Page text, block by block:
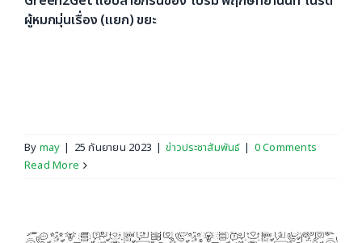
ผู้หมกมุ่นเรื่อง (แยก) ขยะ
By may | 25 กันยายน 2023 | ข่าวประชาสัมพันธ์ | 0 Comments
Read More